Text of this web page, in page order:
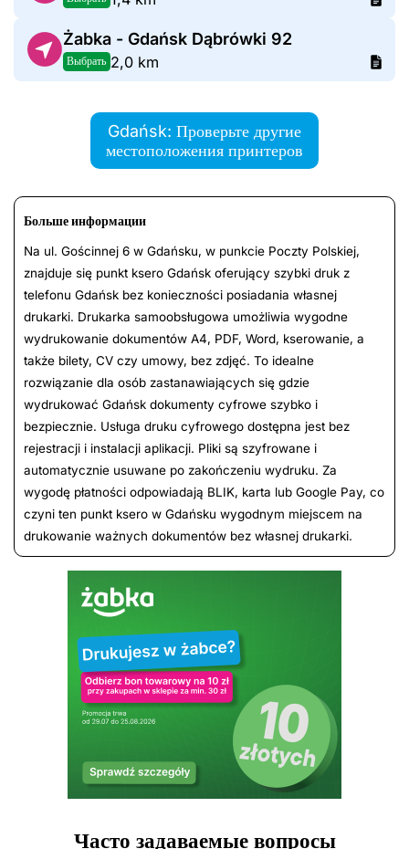
Żabka - Gdańsk Dąbrówki 92
Выбрать 2,0 km
Gdańsk: Проверьте другие
местоположения принтеров
Больше информации
Na ul. Gościnnej 6 w Gdańsku, w punkcie Poczty Polskiej,
znajduje się punkt ksero Gdańsk oferujący szybki druk z
telefonu Gdańsk bez konieczności posiadania własnej
drukarki. Drukarka samoobsługowa umożliwia wygodne
wydrukowanie dokumentów A4, PDF, Word, kserowanie, a
także bilety, CV czy umowy, bez zdjęć. To idealne
rozwiązanie dla osób zastanawiających się gdzie
wydrukować Gdańsk dokumenty cyfrowe szybko i
bezpiecznie. Usługa druku cyfrowego dostępna jest bez
rejestracji i instalacji aplikacji. Pliki są szyfrowane i
automatycznie usuwane po zakończeniu wydruku. Za
wygodę płatności odpowiadają BLIK, karta lub Google Pay, co
czyni ten punkt ksero w Gdańsku wygodnym miejscem na
drukowanie ważnych dokumentów bez własnej drukarki.
Часто задаваемые вопросы